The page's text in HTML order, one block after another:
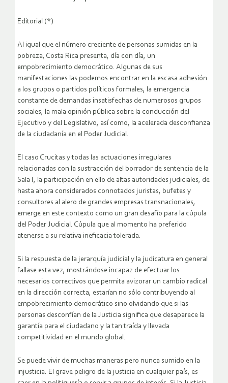
Editorial (*)
Al igual que el número creciente de personas sumidas en la
pobreza, Costa Rica presenta, día con día, un
empobrecimiento democrático. Algunas de sus
manifestaciones las podemos encontrar en la escasa adhesión
a los grupos o partidos políticos formales, la emergencia
constante de demandas insatisfechas de numerosos grupos
sociales, la mala opinión pública sobre la conducción del
Ejecutivo y del Legislativo, así como, la acelerada desconfianza
de la ciudadanía en el Poder Judicial.
El caso Crucitas y todas las actuaciones irregulares
relacionadas con la sustracción del borrador de sentencia de la
Sala I, la participación en ello de altas autoridades judiciales, de
hasta ahora considerados connotados juristas, bufetes y
consultores al alero de grandes empresas transnacionales,
emerge en este contexto como un gran desafío para la cúpula
del Poder Judicial. Cúpula que al momento ha preferido
atenerse a su relativa ineficacia tolerada.
Si la respuesta de la jerarquía judicial y la judicatura en general
fallase esta vez, mostrándose incapaz de efectuar los
necesarios correctivos que permita avizorar un cambio radical
en la dirección correcta, estarían no sólo contribuyendo al
empobrecimiento democrático sino olvidando que si las
personas desconfían de la Justicia significa que desaparece la
garantía para el ciudadano y la tan traída y llevada
competitividad en el mundo global.
Se puede vivir de muchas maneras pero nunca sumido en la
injusticia. El grave peligro de la justicia en cualquier país, es